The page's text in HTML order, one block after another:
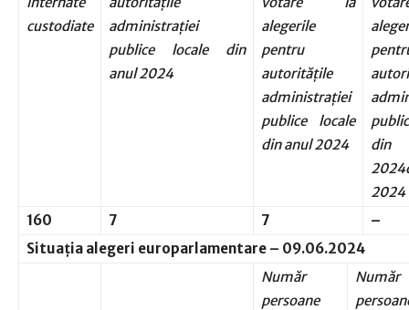
custodiate
administraţiei
publice locale din
anul 2024
alegerile
pentru
autorităţile
administraţiei
publice locale
din anul 2024
din
2024
160
7 7
–
Situația alegeri europarlamentare – 09.06.2024
Număr
persoane
Număr